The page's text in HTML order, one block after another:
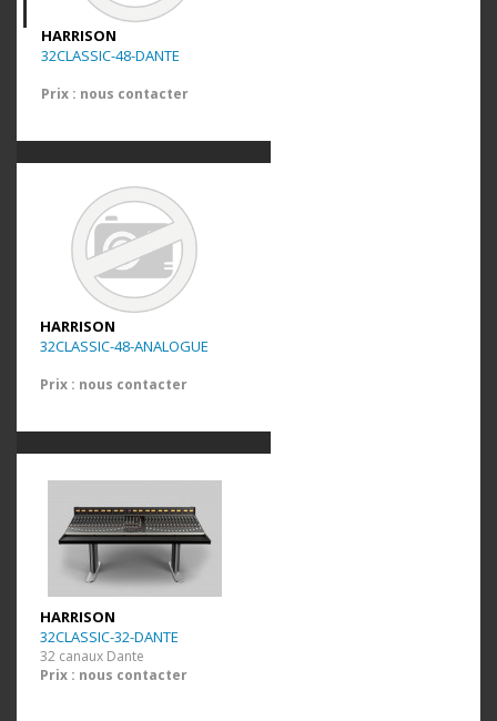
HARRISON
32CLASSIC-48-DANTE
Prix : nous contacter
HARRISON
32CLASSIC-48-ANALOGUE
Prix : nous contacter
HARRISON
32CLASSIC-32-DANTE
32 canaux Dante
Prix : nous contacter